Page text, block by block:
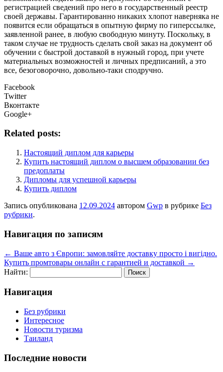
регистрацией сведений про него в государственный реестр
своей державы. Гарантированно никаких хлопот наверняка не
появится если обращаться в опытную фирму по гиперссылке,
заявленной ранее, в любую свободную минуту. Поскольку, в
таком случае не трудность сделать свой заказ на документ об
обучении с быстрой доставкой в нужный город, при учете
материальных возможностей и личных предписаний, а это
все, безоговорочно, довольно-таки сподручно.
Facebook
Twitter
Вконтакте
Google+
Related posts:
Настоящий диплом для карьеры
Купить настоящий диплом о высшем образовании без
предоплаты
Дипломы для успешной карьеры
Купить диплом
Запись опубликована 12.09.2024 автором Gwp в рубрике Без
рубрики.
Навигация по записям
← Ваше авто з Європи: замовляйте доставку просто і вигідно.
Купить промтовары онлайн с гарантией и доставкой →
Найти:
Навигация
Без рубрики
Интересное
Новости туризма
Таиланд
Последние новости